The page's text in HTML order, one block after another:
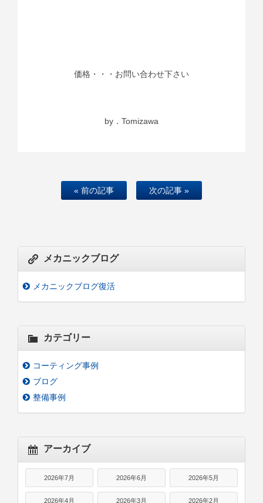
価格・・・お問い合わせ下さい
by．Tomizawa
« 前の記事 次の記事 »
メカニックブログ
メカニックブログ復活
カテゴリー
コーティング事例
ブログ
整備事例
アーカイブ
2026年7月 2026年6月 2026年5月
2026年4月 2026年3月 2026年2月